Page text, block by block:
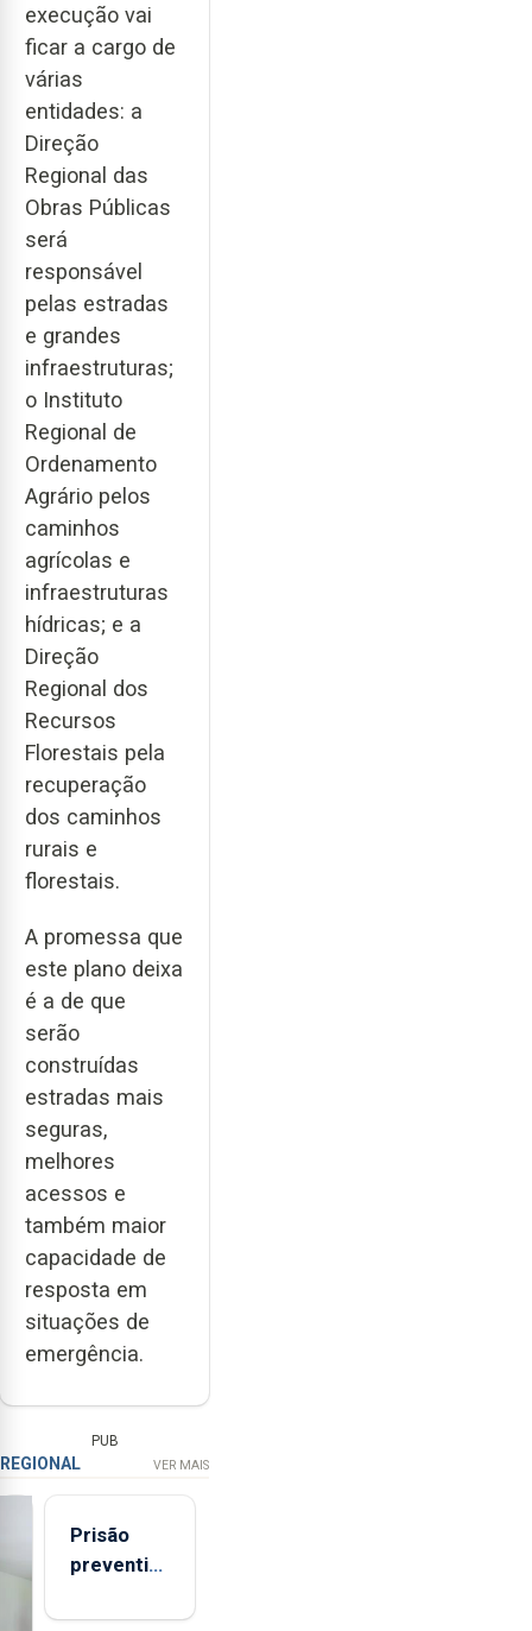
execução vai
ficar a cargo de
várias
entidades: a
Direção
Regional das
Obras Públicas
será
responsável
pelas estradas
e grandes
infraestruturas;
o Instituto
Regional de
Ordenamento
Agrário pelos
caminhos
agrícolas e
infraestruturas
hídricas; e a
Direção
Regional dos
Recursos
Florestais pela
recuperação
dos caminhos
rurais e
florestais.
A promessa que
este plano deixa
é a de que
serão
construídas
estradas mais
seguras,
melhores
acessos e
também maior
capacidade de
resposta em
situações de
emergência.
PUB
REGIONAL VER MAIS
Prisão
preventiva
suspeito